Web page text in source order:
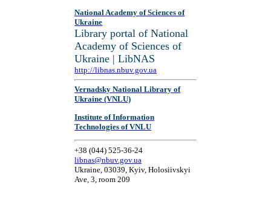
National Academy of Sciences of
Ukraine
Library portal of National
Academy of Sciences of
Ukraine | LibNAS
http://libnas.nbuv.gov.ua
Vernadsky National Library of
Ukraine (VNLU)
Institute of Information
Technologies of VNLU
+38 (044) 525-36-24
libnas@nbuv.gov.ua
Ukraine, 03039, Kyiv, Holosiivskyi
Ave, 3, room 209